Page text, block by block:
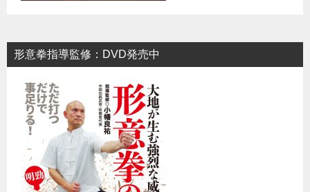
形意拳指導監修：DVD発売中